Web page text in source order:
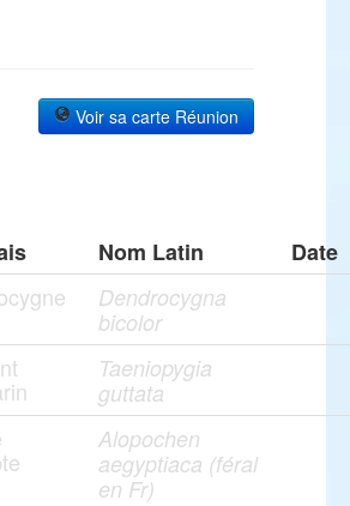
Voir sa carte Réunion
Nom Latin
Date
Dendrocygna
bicolor
Taeniopygia
guttata
Alopochen
aegyptiaca (féral
en Fr)